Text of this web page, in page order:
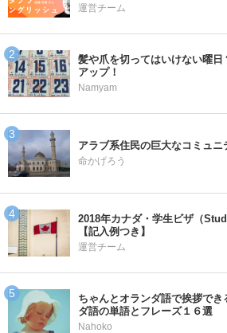
運営チーム
髪や爪を切ってはいけない曜
アップ！
Namyam
アラブ系住民の巨大なコミュニ
命かげろう
2018年カナダ・学生ビザ（
【記入例つき】
運営チーム
ちゃんとオランダ語で挨拶で
ダ語の単語とフレーズ１６選
Nahoko